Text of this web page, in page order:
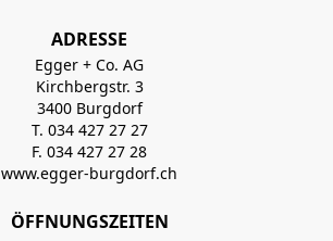
ADRESSE
Egger + Co. AG
Kirchbergstr. 3
3400 Burgdorf
T. 034 427 27 27
F. 034 427 27 28
www.egger-burgdorf.ch
ÖFFNUNGSZEITEN